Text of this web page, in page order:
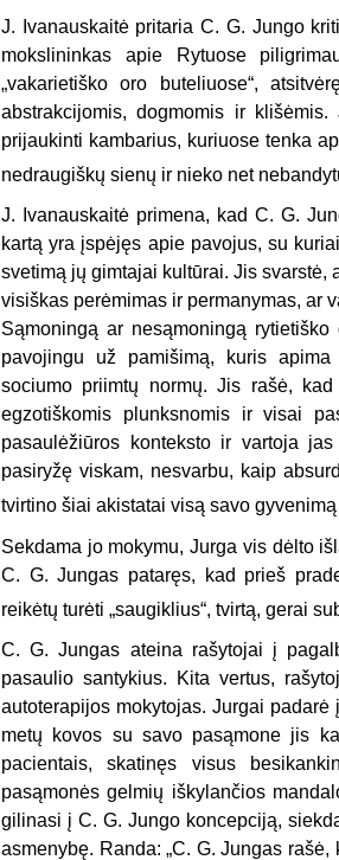
J. Ivanauskaitė pritaria C. G. Jungo
mokslininkas apie Rytuose
„vakarietiško oro buteliuose“,
abstrakcijomis, dogmomis ir
prijaukinti kambarius, kuriuose tenka
nedraugiškų sienų ir nieko net
J. Ivanauskaitė primena, kad C. G.
kartą yra įspėjęs apie pavojus, su
svetimą jų gimtajai kultūrai. Jis svarstė,
visiškas perėmimas ir permanymas, ar
Sąmoningą ar nesąmoningą
pavojingu už pamišimą, kuris apima
sociumo priimtų normų. Jis rašė,
egzotiškomis plunksnomis ir visai
pasaulėžiūros konteksto ir vartoja
pasiryžę viskam, nesvarbu, kaip
tvirtino šiai akistatai visą savo
Sekdama jo mokymu, Jurga vis dėlto
C. G. Jungas pataręs, kad prieš
reikėtų turėti „saugiklius“, tvirtą, gerai
C. G. Jungas ateina rašytojai į
pasaulio santykius. Kita vertus,
autoterapijos mokytojas. Jurgai
metų kovos su savo pasąmone jis
pacientais, skatinęs visus
pasąmonės gelmių iškylančios
gilinasi į C. G. Jungo koncepciją,
asmenybę. Randa: „C. G. Jungas